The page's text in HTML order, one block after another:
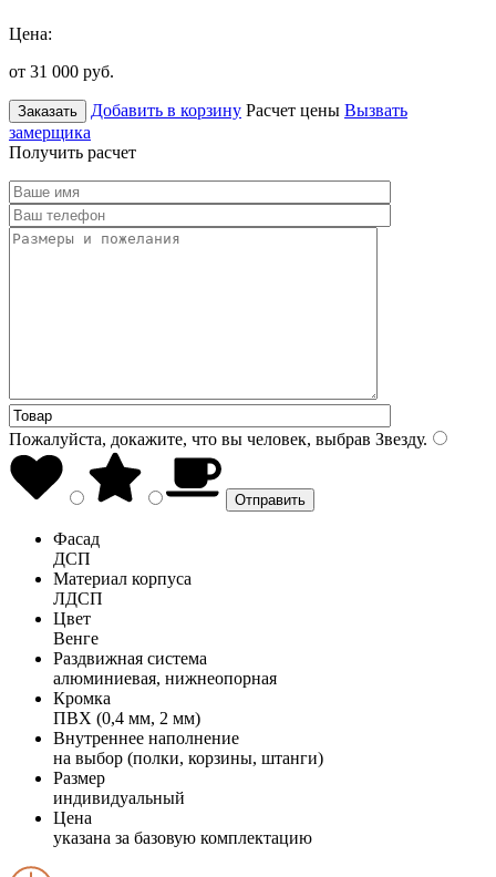
Цена:
от 31 000 руб.
Заказать Добавить в корзину Расчет цены Вызвать
замерщика
Получить расчет
Пожалуйста, докажите, что вы человек, выбрав Звезду.
Фасад
ДСП
Материал корпуса
ЛДСП
Цвет
Венге
Раздвижная система
алюминиевая, нижнеопорная
Кромка
ПВХ (0,4 мм, 2 мм)
Внутреннее наполнение
на выбор (полки, корзины, штанги)
Размер
индивидуальный
Цена
указана за базовую комплектацию